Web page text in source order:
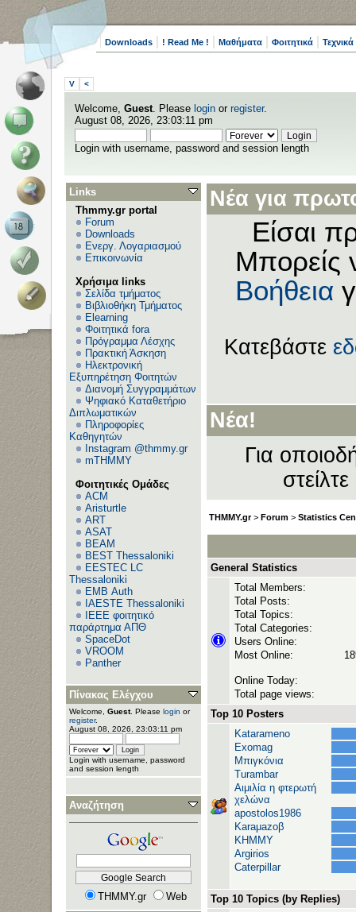
Downloads ! Read Me ! Μαθήματα Φοιτητικά
V <
Welcome, Guest. Please login or register.
August 08, 2026, 23:03:11 pm
Login with username, password and session length
Links
Thmmy.gr portal
Forum
Downloads
Ενεργ. Λογαριασμού
Επικοινωνία
Χρήσιμα links
Σελίδα τμήματος
Βιβλιοθήκη Τμήματος
Elearning
Φοιτητικά fora
Πρόγραμμα Λέσχης
Πρακτική Άσκηση
Ηλεκτρονική
Εξυπηρέτηση Φοιτητών
Διανομή Συγγραμμάτων
Ψηφιακό Καταθετήριο
Διπλωματικών
Πληροφορίες
Καθηγητών
Instagram @thmmy.gr
mTHMMY
Φοιτητικές Ομάδες
ACM
Aristurtle
ART
ASAT
BEAM
BEST Thessaloniki
EESTEC LC
Thessaloniki
EΜΒ Auth
IAESTE Thessaloniki
IEEE φοιτητικό
παράρτημα ΑΠΘ
SpaceDot
VROOM
Panther
Πίνακας Ελέγχου
Welcome, Guest. Please login or
register.
August 08, 2026, 23:03:11 pm
Login with username, password
and session length
Αναζήτηση
THMMY.gr
Web
Νέα για
Είσαι
Μπορείς
Βοήθεια
Κατεβάστε
Νέα!
Για
THMMY.gr> Forum > Statistics
General Statistics
Total Members:
Total Posts:
Total Topics:
Total Categories:
Users Online:
Most Online:
Online Today:
Total page views:
Top 10 Posters
Katarameno
Exomag
Μπιγκόνια
Turambar
Αιμιλία η φτερωτή
χελώνα
apostolos1986
Karaμazoβ
ΚΗΜΜΥ
Argirios
Caterpillar
Top 10 Topics (by Replies)